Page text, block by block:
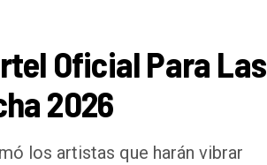
Oficial Para Las
2026
los artistas que harán vibrar